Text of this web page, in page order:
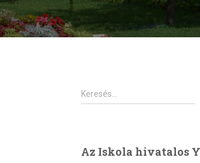
Keresés…
Az Iskola hivatalos